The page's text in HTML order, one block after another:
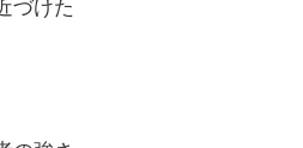
づけた